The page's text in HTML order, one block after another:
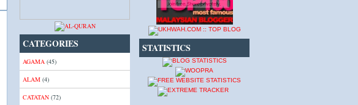
CATEGORIES
AGAMA (45)
ALAM (4)
CATATAN (72)
STATISTICS